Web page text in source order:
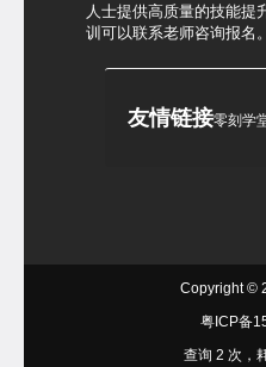
人士提供高质量的技能提
训可以联系老师咨询报名。
友情链接零刻学
Copyright ©
粤ICP备
查询 2 次，